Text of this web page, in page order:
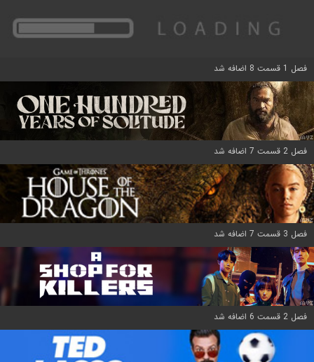
فصل 1 قسمت 8 اضافه شد
فصل 2 قسمت 7 اضافه شد
فصل 3 قسمت 7 اضافه شد
فصل 2 قسمت 6 اضافه شد